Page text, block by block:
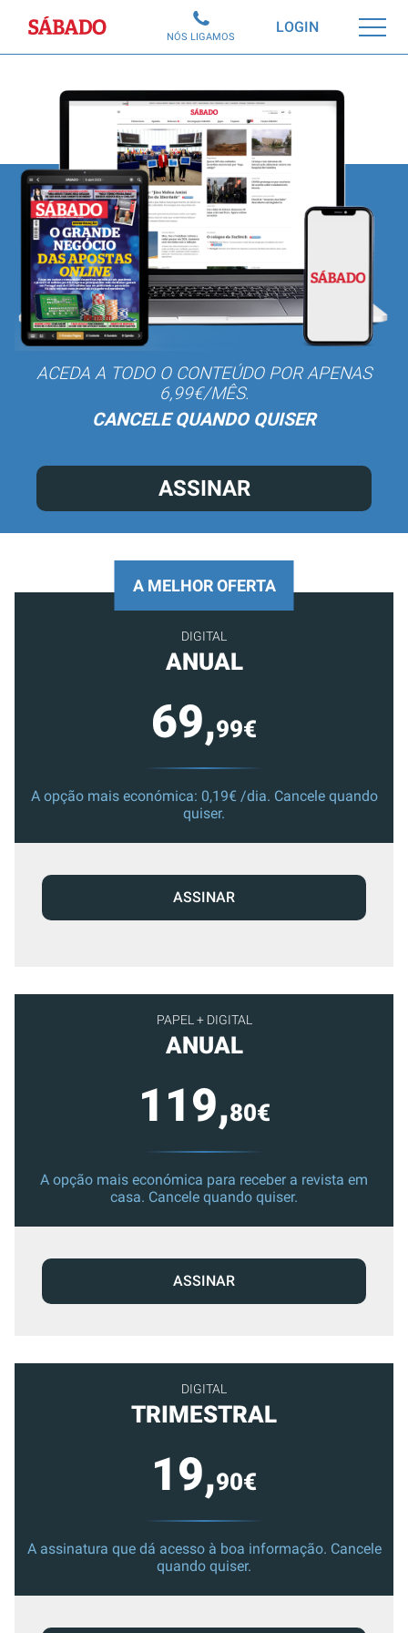
Sábado LOGIN
NÓS LIGAMOS
ACEDA A TODO O CONTEÚDO POR APENAS
6,99€/MÊS.
CANCELE QUANDO QUISER
ASSINAR
PAPEL + DIGITAL
ANUAL
119,80€
A opção mais económica para receber a revista em
casa. Cancele quando quiser.
ASSINAR
DIGITAL
TRIMESTRAL
19,90€
A assinatura que dá acesso à boa informação. Cancele
quando quiser.
A MELHOR OFERTA
DIGITAL
ANUAL
69,99€
A opção mais económica: 0,19€ /dia. Cancele quando
quiser.
ASSINAR